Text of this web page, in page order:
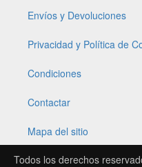
Envíos y Devoluciones
Privacidad y Política de
Condiciones
Contactar
Mapa del sitio
Todos los derechos